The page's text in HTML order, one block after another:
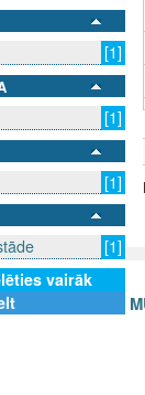
[1]
[1]
[1]
[1]
vairāk
SAZINIES AR